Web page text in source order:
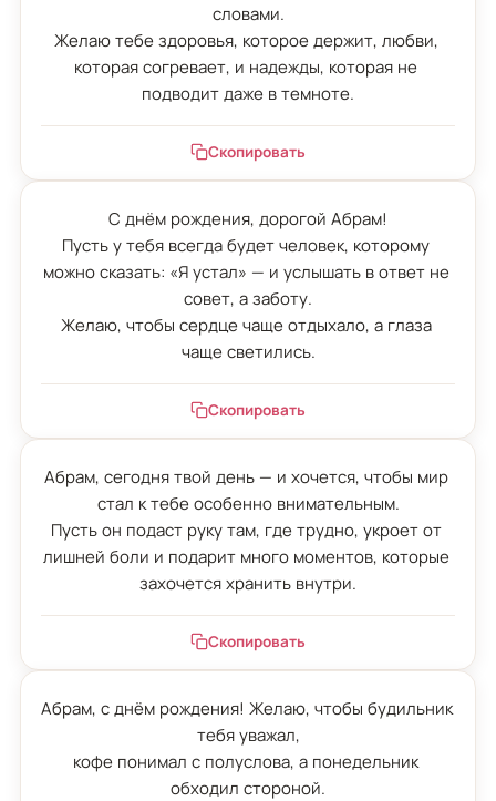
словами.
Желаю тебе здоровья, которое держит, любви,
которая согревает, и надежды, которая не
подводит даже в темноте.
Скопировать
С днём рождения, дорогой Абрам!
Пусть у тебя всегда будет человек, которому
можно сказать: «Я устал» — и услышать в ответ не
совет, а заботу.
Желаю, чтобы сердце чаще отдыхало, а глаза
чаще светились.
Скопировать
Абрам, сегодня твой день — и хочется, чтобы мир
стал к тебе особенно внимательным.
Пусть он подаст руку там, где трудно, укроет от
лишней боли и подарит много моментов, которые
захочется хранить внутри.
Скопировать
Абрам, с днём рождения! Желаю, чтобы будильник
тебя уважал,
кофе понимал с полуслова, а понедельник
обходил стороной.